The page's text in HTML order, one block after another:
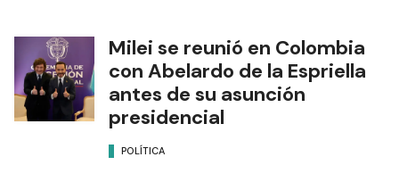
Milei se reunió en Colombia
con Abelardo de la Espriella
antes de su asunción
presidencial
POLÍTICA